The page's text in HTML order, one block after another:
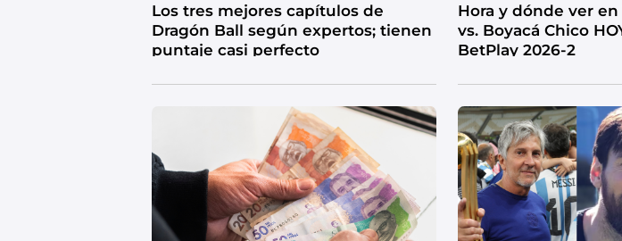
Los tres mejores capítulos de
Dragón Ball según expertos; tienen
puntaje casi perfecto
Hora y dónde ver en
vs. Boyacá Chico
BetPlay 2026-2